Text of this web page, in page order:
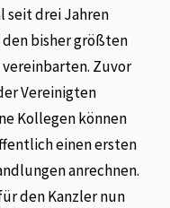
seit drei Jahren
den bisher größten
vereinbarten. Zuvor
Vereinigten
Kollegen können
einen ersten
anrechnen.
den Kanzler nun